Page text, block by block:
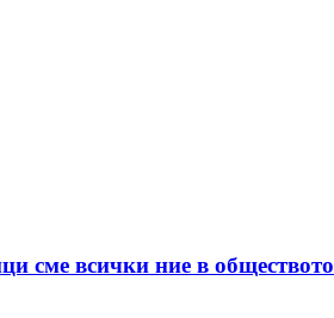
сме всички ние в обществото